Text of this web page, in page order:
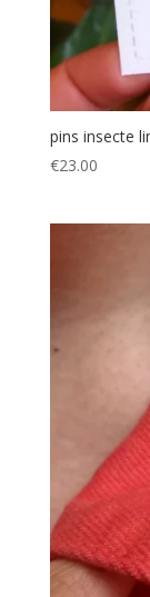
pins insecte
€23.00